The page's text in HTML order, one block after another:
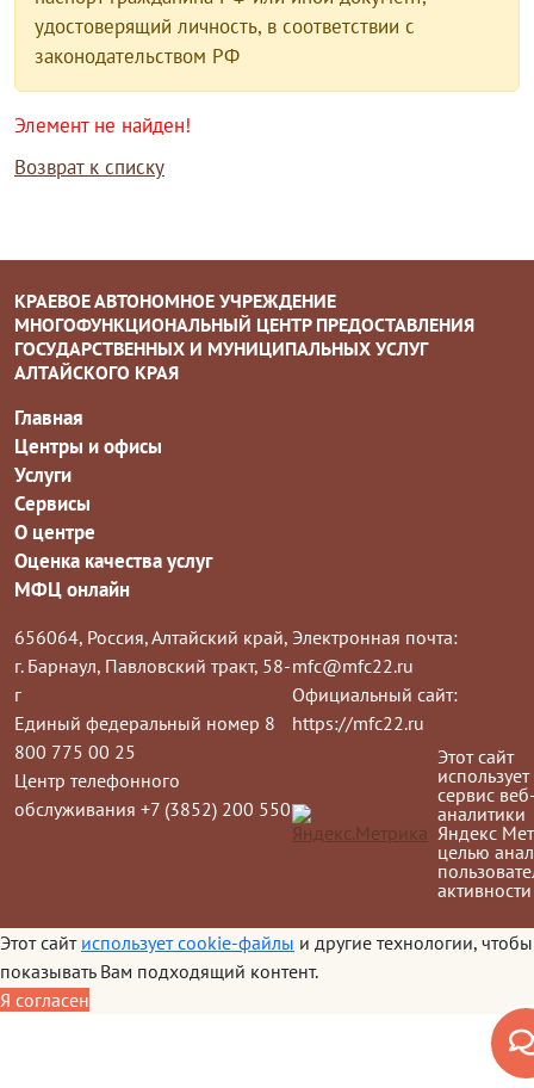
удостоверящий личность, в соответствии с
законодательством РФ
Элемент не найден!
Возврат к списку
КРАЕВОЕ АВТОНОМНОЕ УЧРЕЖДЕНИЕ
МНОГОФУНКЦИОНАЛЬНЫЙ ЦЕНТР ПРЕДОСТАВЛЕНИЯ
ГОСУДАРСТВЕННЫХ И МУНИЦИПАЛЬНЫХ УСЛУГ
АЛТАЙСКОГО КРАЯ
Главная
Центры и офисы
Услуги
Сервисы
О центре
Оценка качества услуг
МФЦ онлайн
656064, Россия, Алтайский край,
г. Барнаул, Павловский тракт, 58-
г
Единый федеральный номер 8
800 775 00 25
Центр телефонного
обслуживания +7 (3852) 200 550
Электронная почта:
mfc@mfc22.ru
Официальный сайт:
https://mfc22.ru
Этот сайт
использует
сервис
аналитики
Яндекс
целью
активности
Этот сайт использует cookie-файлы и другие технологии, чтобы
показывать Вам подходящий контент.
Я согласен